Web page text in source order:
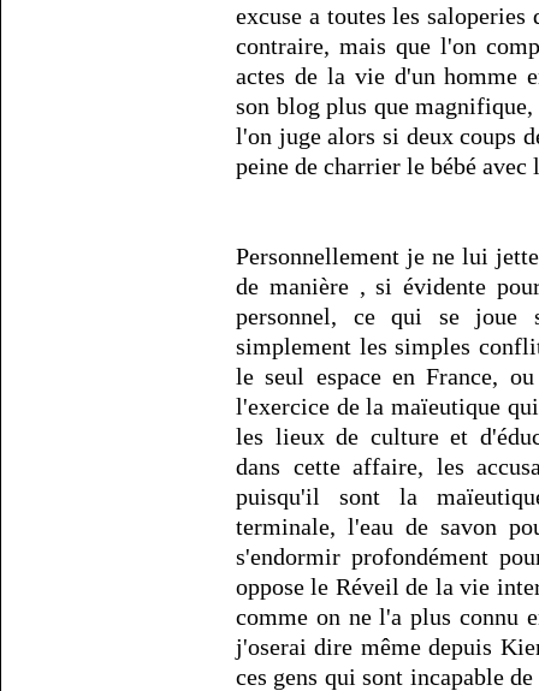
excuse a toutes les
contraire, mais que l'on
actes de la vie d'un homme
son blog plus que
l'on juge alors si deux coups
peine de charrier le bébé avec
Personnellement je ne lui
de manière , si évidente
personnel, ce qui se joue
simplement les simples
le seul espace en France,
l'exercice de la maïeutique
les lieux de culture et
dans cette affaire, les
puisqu'il sont la
terminale, l'eau de savon
s'endormir profondément
oppose le Réveil de la vie
comme on ne l'a plus connu
j'oserai dire même depuis
ces gens qui sont incapable